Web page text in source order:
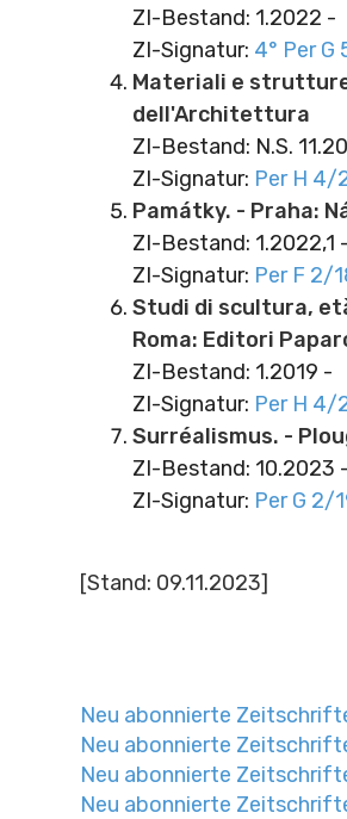
ZI-Bestand: 1.2022 -
ZI-Signatur: 4° Per
Materiali e
dell'Architettura
ZI-Bestand: N.S.
ZI-Signatur: Per H 4/
Památky. - Praha:
ZI-Bestand: 1.2022,1 -
ZI-Signatur: Per F 2/
Studi di scultura,
Roma: Editori
ZI-Bestand: 1.2019 -
ZI-Signatur: Per H 4/
Surréalismus. -
ZI-Bestand: 10.2023 -
ZI-Signatur: Per G 2/
[Stand: 09.11.2023]
Neu abonnierte
Neu abonnierte
Neu abonnierte
Neu abonnierte